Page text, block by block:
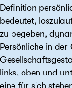
Definition
bedeutet,
zu begeben,
Persönliche in
links, oben und
eine für sich